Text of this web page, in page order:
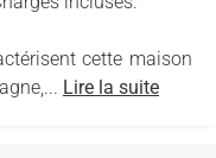
cette maison
Lire la suite